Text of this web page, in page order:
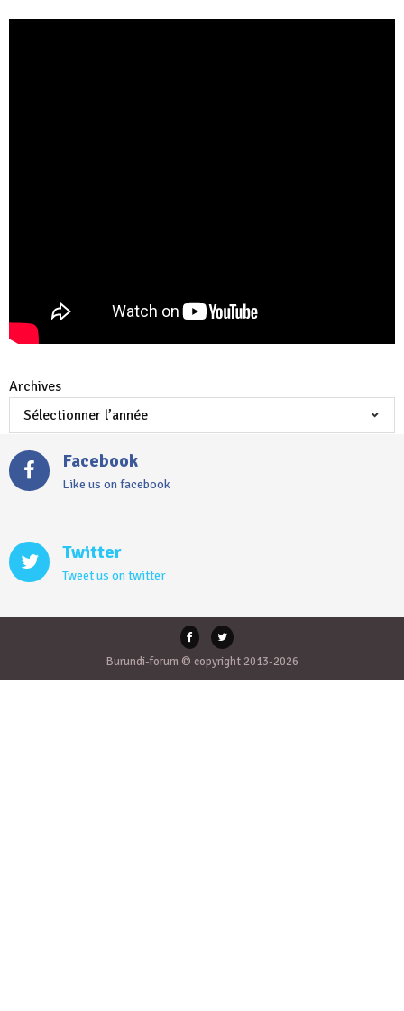
Archives
Facebook
Like us on facebook
Twitter
Tweet us on twitter
Burundi-forum © copyright 2013-2026